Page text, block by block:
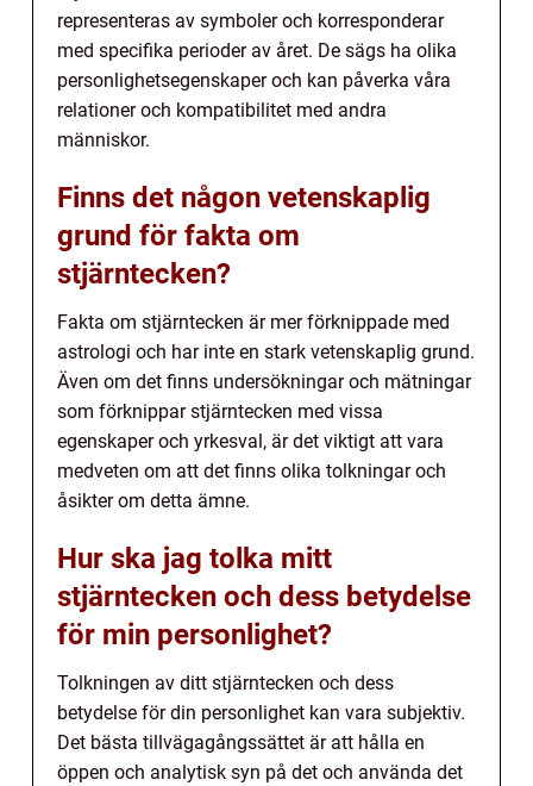
representeras av symboler och korresponderar
med specifika perioder av året. De sägs ha olika
personlighetsegenskaper och kan påverka våra
relationer och kompatibilitet med andra
människor.
Finns det någon vetenskaplig
grund för fakta om
stjärntecken?
Fakta om stjärntecken är mer förknippade med
astrologi och har inte en stark vetenskaplig grund.
Även om det finns undersökningar och mätningar
som förknippar stjärntecken med vissa
egenskaper och yrkesval, är det viktigt att vara
medveten om att det finns olika tolkningar och
åsikter om detta ämne.
Hur ska jag tolka mitt
stjärntecken och dess betydelse
för min personlighet?
Tolkningen av ditt stjärntecken och dess
betydelse för din personlighet kan vara subjektiv.
Det bästa tillvägagångssättet är att hålla en
öppen och analytisk syn på det och använda det